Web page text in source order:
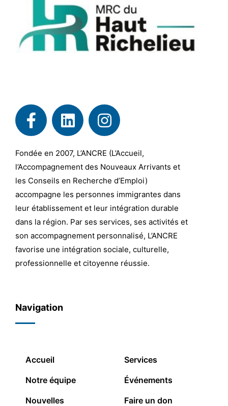
Fondée en 2007, L’ANCRE (L’Accueil,
l’Accompagnement des Nouveaux Arrivants et
les Conseils en Recherche d’Emploi)
accompagne les personnes immigrantes dans
leur établissement et leur intégration durable
dans la région. Par ses services, ses activités et
son accompagnement personnalisé, L’ANCRE
favorise une intégration sociale, culturelle,
professionnelle et citoyenne réussie.
Navigation
Accueil
Notre équipe
Nouvelles
Services
Événements
Faire un don